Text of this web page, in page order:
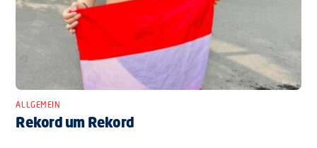
ALLGEMEIN
Rekord um Rekord